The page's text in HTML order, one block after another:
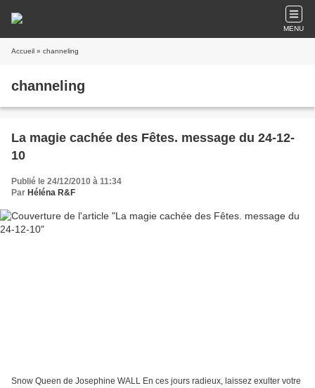
MENU
Accueil » channeling
channeling
La magie cachée des Fêtes. message du 24-12-
10
Publié le 24/12/2010 à 11:34
Par Héléna R&F
Snow Queen de Josephine WALL En ces jours radieux, laissez exulter votre